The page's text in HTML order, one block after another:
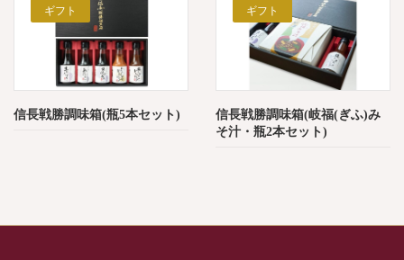
ギフト
信長戦勝調味箱(瓶5本セット)
ギフト
信長戦勝調味箱(岐福(ぎふ)み
そ汁・瓶2本セット)